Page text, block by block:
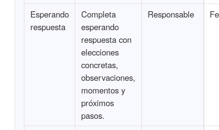
Esperando
respuesta
Completa
esperando
respuesta con
elecciones
concretas,
observaciones,
momentos y
próximos
pasos.
Responsable